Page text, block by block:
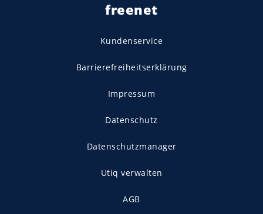
freenet
Kundenservice
Barrierefreiheitserklärung
Impressum
Datenschutz
Datenschutzmanager
Utiq verwalten
AGB